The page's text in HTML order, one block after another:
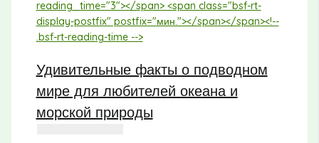
Удивительные факты о подводном
мире для любителей океана и
морской природы